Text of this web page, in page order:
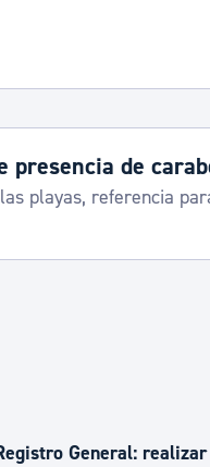
presencia de
playas, referencia
General: